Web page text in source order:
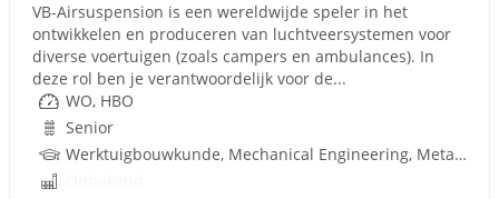
VB-Airsuspension is een wereldwijde speler in het
ontwikkelen en produceren van luchtveersystemen voor
diverse voertuigen (zoals campers en ambulances). In
deze rol ben je verantwoordelijk voor de...
WO, HBO
Senior
Werktuigbouwkunde, Mechanical Engineering, Metaal, Techniek